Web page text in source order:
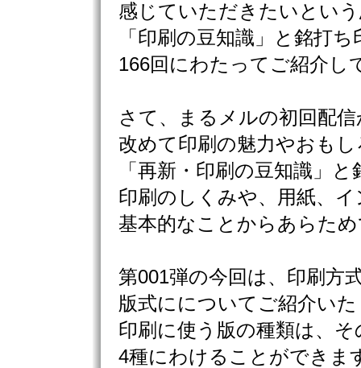
感じていただきたいとい
「印刷の豆知識」と銘打
166回にわたってご紹介し
さて、まるメルの初回配
改めて印刷の魅力やおも
「再新・印刷の豆知識」と
印刷のしくみや、用紙、
基本的なことからあらた
第001弾の今回は、印刷方
版式にについてご紹介い
印刷に使う版の種類は、
4種にわけることができま